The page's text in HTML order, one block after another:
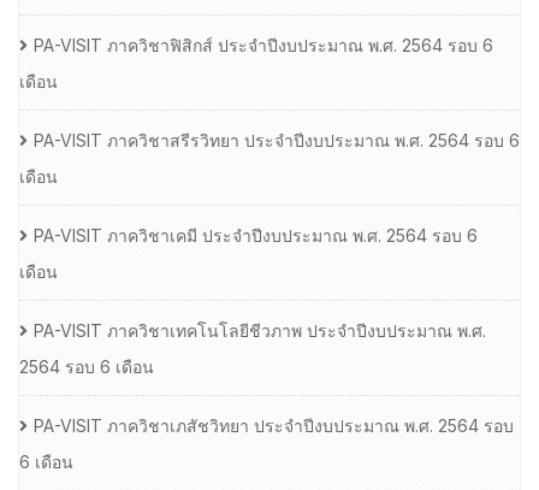
PA-VISIT ภาควิชาฟิสิกส์ ประจำปีงบประมาณ พ.ศ. 2564 รอบ 6
เดือน
PA-VISIT ภาควิชาสรีรวิทยา ประจำปีงบประมาณ พ.ศ. 2564 รอบ 6
เดือน
PA-VISIT ภาควิชาเคมี ประจำปีงบประมาณ พ.ศ. 2564 รอบ 6
เดือน
PA-VISIT ภาควิชาเทคโนโลยีชีวภาพ ประจำปีงบประมาณ พ.ศ.
2564 รอบ 6 เดือน
PA-VISIT ภาควิชาเภสัชวิทยา ประจำปีงบประมาณ พ.ศ. 2564 รอบ
6 เดือน